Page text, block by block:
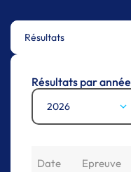
Résultats
Résultats par année
2026
Date Epreuve